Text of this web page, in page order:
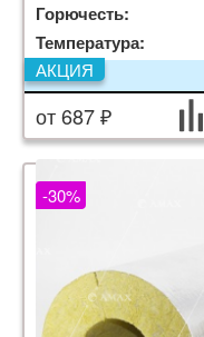
Горючесть:
Температура:
АКЦИЯ
от 687 ₽
-30%